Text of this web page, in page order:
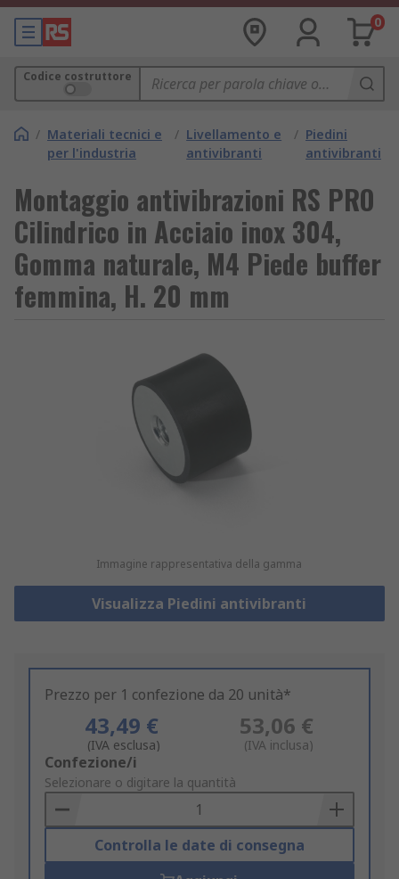
0
Codice costruttore
/ Materiali tecnici e
per l'industria
/ Livellamento e
antivibranti
/ Piedini
antivibranti
Montaggio antivibrazioni RS PRO
Cilindrico in Acciaio inox 304,
Gomma naturale, M4 Piede buffer
femmina, H. 20 mm
Immagine rappresentativa della gamma
Visualizza Piedini antivibranti
Prezzo per 1 confezione da 20 unità*
43,49 €
(IVA esclusa)
53,06 €
(IVA inclusa)
Add
to
Basket
Confezione/i
Selezionare o digitare la quantità
Controlla le date di consegna